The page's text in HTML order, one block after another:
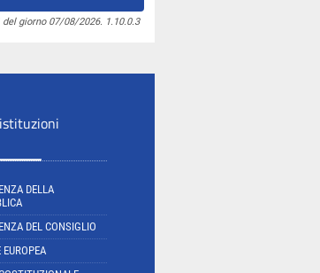
giorno 07/08/2026. 1.10.0.3
DELLA
DEL CONSIGLIO